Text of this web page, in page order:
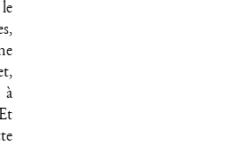
à